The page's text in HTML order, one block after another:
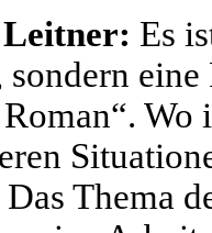
Es
Wo
Thema